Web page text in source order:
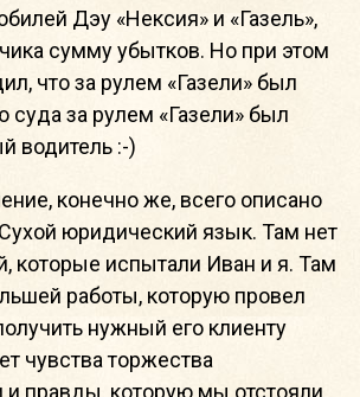
Дэу «Нексия» и «Газель»,
сумму убытков. Но при этом
что за рулем «Газели» был
за рулем «Газели» был
водитель :-)
конечно же, всего описано
юридический язык. Там нет
которые испытали Иван и я. Там
работы, которую провел
нужный его клиенту
чувства торжества
и правды, которую мы отстояли.